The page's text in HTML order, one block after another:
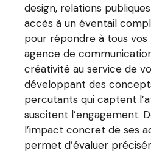
design, relations
accès à un éventail
pour répondre à tous vos
agence de
créativité au service de
développant des
percutants qui captent
suscitent l’engagement.
l’impact concret de ses
permet d’évaluer